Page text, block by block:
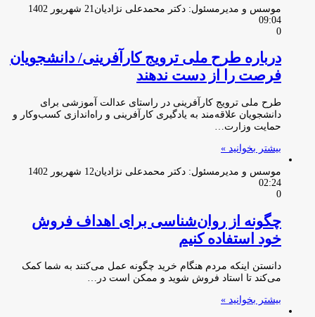
موسس و مدیرمسئول: دکتر محمدعلی نژادیان
21 شهریور 1402
09:04
0
درباره طرح ملی ترویج کارآفرینی/ دانشجویان
فرصت را از دست ندهند
طرح ملی ترویج کارآفرینی در راستای عدالت آموزشی برای
دانشجویان علاقه‌مند به یادگیری کارآفرینی و راه‌اندازی کسب‌وکار و
حمایت وزارت…
بیشتر بخوانید »
موسس و مدیرمسئول: دکتر محمدعلی نژادیان
12 شهریور 1402
02:24
0
چگونه از روان‌شناسی برای اهداف فروش
خود استفاده کنیم
دانستن اینکه مردم هنگام خرید چگونه عمل می‌کنند به شما کمک
می‌کند تا استاد فروش شوید و ممکن است در…
بیشتر بخوانید »